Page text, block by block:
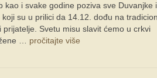
kao i svake godine poziva sve Duvanjke i
su u prilici da 14.12. dođu na
Svetu misu slavit ćemo u crkvi
… pročitajte više